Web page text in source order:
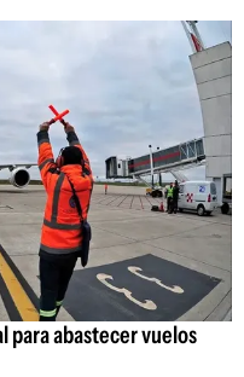
para abastecer vuelos